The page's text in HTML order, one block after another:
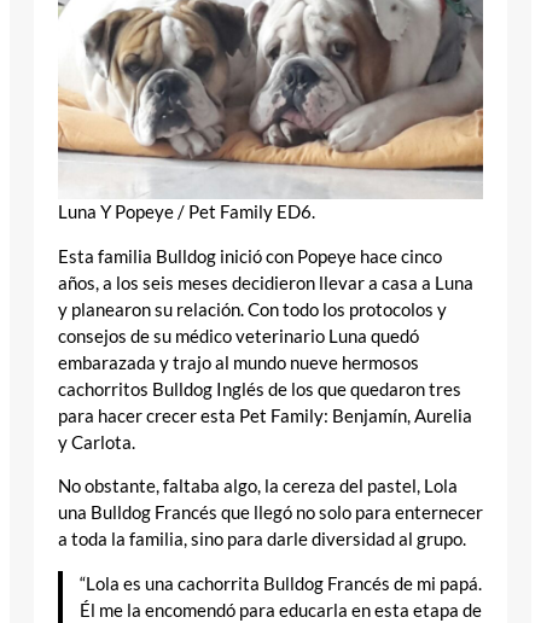
Luna Y Popeye / Pet Family ED6.
Esta familia Bulldog inició con Popeye hace cinco
años, a los seis meses decidieron llevar a casa a Luna
y planearon su relación. Con todo los protocolos y
consejos de su médico veterinario Luna quedó
embarazada y trajo al mundo nueve hermosos
cachorritos Bulldog Inglés de los que quedaron tres
para hacer crecer esta Pet Family: Benjamín, Aurelia
y Carlota.
No obstante, faltaba algo, la cereza del pastel, Lola
una Bulldog Francés que llegó no solo para enternecer
a toda la familia, sino para darle diversidad al grupo.
“Lola es una cachorrita Bulldog Francés de mi papá.
Él me la encomendó para educarla en esta etapa de